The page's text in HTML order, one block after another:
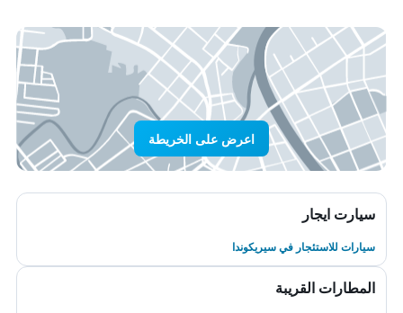
اعرض على الخريطة
سيارت ايجار
سيارات للاستئجار في سيريكوندا
المطارات القريبة